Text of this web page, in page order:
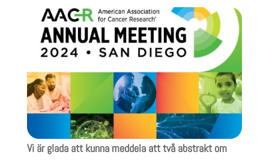
Vi är glada att kunna meddela att två abstrakt om